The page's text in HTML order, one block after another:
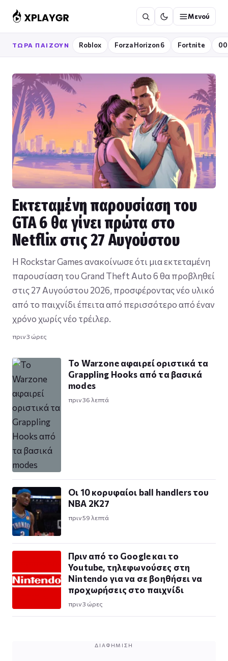
στο
περιεχόμενο
Μενού
ΤΏΡΑ ΠΑΊΖΟΥΝ Roblox Forza Horizon 6 Fortnite
Εκτεταμένη παρουσίαση του
GTA 6 θα γίνει πρώτα στο
Netflix στις 27 Αυγούστου
Η Rockstar Games ανακοίνωσε ότι μια εκτεταμένη
παρουσίαση του Grand Theft Auto 6 θα προβληθεί
στις 27 Αυγούστου 2026, προσφέροντας νέο υλικό
από το παιχνίδι έπειτα από περισσότερο από έναν
χρόνο χωρίς νέο τρέιλερ.
πριν 3 ώρες
Το Warzone αφαιρεί οριστικά τα
Grappling Hooks από τα βασικά
modes
πριν 36 λεπτά
Οι 10 κορυφαίοι ball handlers του
NBA 2K27
πριν 59 λεπτά
Πριν από το Google και το
Youtube, τηλεφωνούσες στη
Nintendo για να σε βοηθήσει να
προχωρήσεις στο παιχνίδι
πριν 3 ώρες
ΔΙΑΦΉΜΙΣΗ